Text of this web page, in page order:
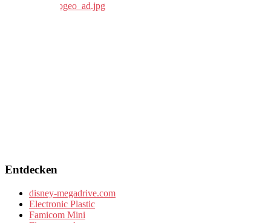
Entdecken
disney-megadrive.com
Electronic Plastic
Famicom Mini